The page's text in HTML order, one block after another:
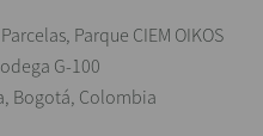
Parque CIEM OIKOS
G-100
Bogotá, Colombia